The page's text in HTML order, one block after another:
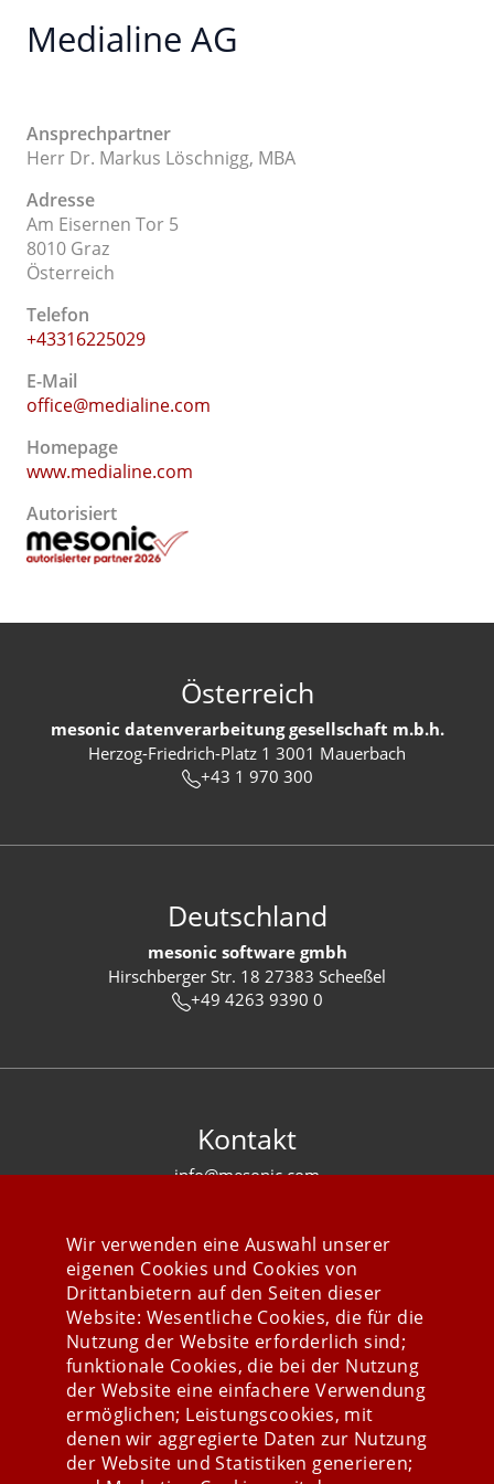
Medialine AG
Ansprechpartner
Herr Dr. Markus Löschnigg, MBA
Adresse
Am Eisernen Tor 5
8010 Graz
Österreich
Telefon
+43316225029
E-Mail
office@medialine.com
Homepage
www.medialine.com
Autorisiert
Österreich
mesonic datenverarbeitung gesellschaft m.b.h.
Herzog-Friedrich-Platz 1 3001 Mauerbach
+43 1 970 300
Deutschland
mesonic software gmbh
Hirschberger Str. 18 27383 Scheeßel
+49 4263 9390 0
Kontakt
info@mesonic.com
Stay connected
Wir verwenden eine Auswahl unserer
eigenen Cookies und Cookies von
Drittanbietern auf den Seiten dieser
Website: Wesentliche Cookies, die für die
Nutzung der Website erforderlich sind;
funktionale Cookies, die bei der Nutzung
der Website eine einfachere Verwendung
ermöglichen; Leistungscookies, mit
denen wir aggregierte Daten zur Nutzung
der Website und Statistiken generieren;